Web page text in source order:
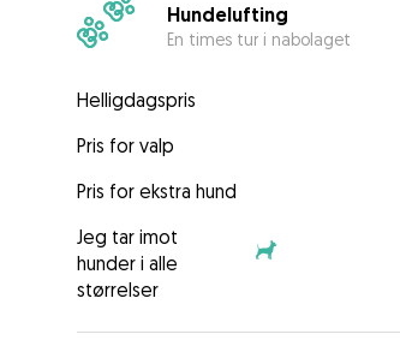
Hundelufting
En times tur i nabolaget
Helligdagspris
Pris for valp
Pris for ekstra hund
Jeg tar imot
hunder i alle
størrelser